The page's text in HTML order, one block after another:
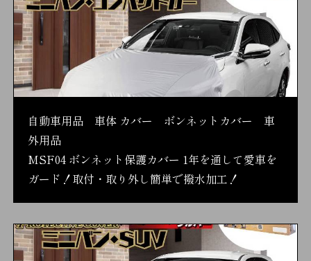
自動車用品 車体 カバー ボンネットカバー 車
外用品
MSF04 ボンネット保護カバー 1年を通して愛車を
ガード！取付・取り外し簡単で撥水加工！